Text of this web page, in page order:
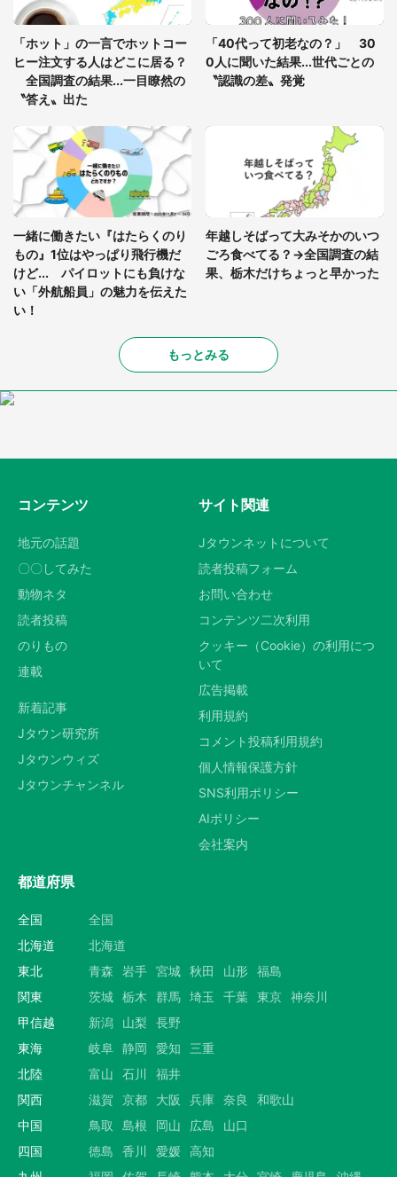
「孫にあげると思って、あなたにこれをあげる」
真夏の山道で見知らぬお婆さんに握らされたもの
（山口県・30代女性）
「ホット」の一言でホットコー
ヒー注文する人はどこに居る？
全国調査の結果...一目瞭然の
〝答え〟出た
「40代って初老なの？」 30
0人に聞いた結果...世代ごとの
〝認識の差〟発覚
一緒に働きたい『はたらくのり
もの』1位はやっぱり飛行機だ
けど... パイロットにも負けな
い「外航船員」の魅力を伝えた
い！
年越しそばって大みそかのいつ
ごろ食べてる？→全国調査の結
果、栃木だけちょっと早かった
もっとみる
コンテンツ
地元の話題
〇〇してみた
動物ネタ
読者投稿
のりもの
連載
新着記事
Jタウン研究所
Jタウンウィズ
Jタウンチャンネル
サイト関連
Jタウンネットについて
読者投稿フォーム
お問い合わせ
コンテンツ二次利用
クッキー（Cookie）の利用につ
いて
広告掲載
利用規約
コメント投稿利用規約
個人情報保護方針
SNS利用ポリシー
AIポリシー
会社案内
都道府県
全国
全国
北海道
北海道
東北
青森 岩手 宮城 秋田 山形 福島
関東
茨城 栃木 群馬 埼玉 千葉 東京 神奈川
甲信越
新潟 山梨
長野
東海
岐阜 静岡 愛知
三重
北陸
富山 石川
福井
関西
滋賀 京都 大阪 兵庫 奈良
和歌山
中国
鳥取 島根 岡山 広島
山口
四国
徳島 香川 愛媛 高知